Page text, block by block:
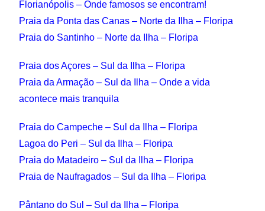
Florianópolis – Onde famosos se encontram!
Praia da Ponta das Canas – Norte da Ilha – Floripa
Praia do Santinho – Norte da Ilha – Floripa
Praia dos Açores – Sul da Ilha – Floripa
Praia da Armação – Sul da Ilha – Onde a vida
acontece mais tranquila
Praia do Campeche – Sul da Ilha – Floripa
Lagoa do Peri – Sul da Ilha – Floripa
Praia do Matadeiro – Sul da Ilha – Floripa
Praia de Naufragados – Sul da Ilha – Floripa
Pântano do Sul – Sul da Ilha – Floripa